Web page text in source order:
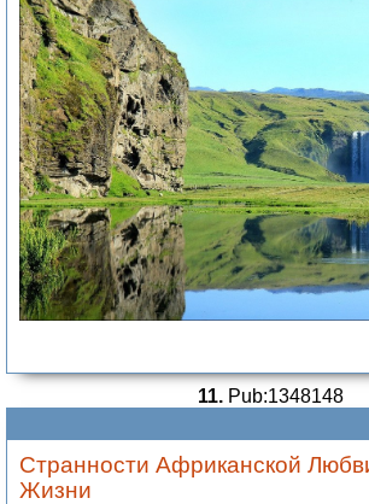
11.Pub:1348148
Странности Африканской
Жизни